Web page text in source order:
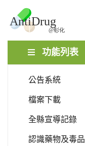
功能列表
公告系統
檔案下載
全縣宣導記錄
認識藥物及毒品